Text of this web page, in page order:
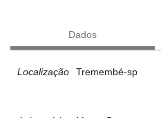
Dados
Localização Tremembé-sp